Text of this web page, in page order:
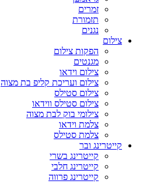
זמרים
תזמורת
נגנים
צילום
הפקות צילום
מגנטים
צילום וידאו
צילום ועריכת קליפ בת מצוה
צילום סטילס
צילום סטילס ווידאו
צילומי בוק לבת מצוה
צלמת וידאו
צלמת סטילס
קייטרינג ובר
קייטרינג בשרי
קייטרינג חלבי
קייטרינג פרווה